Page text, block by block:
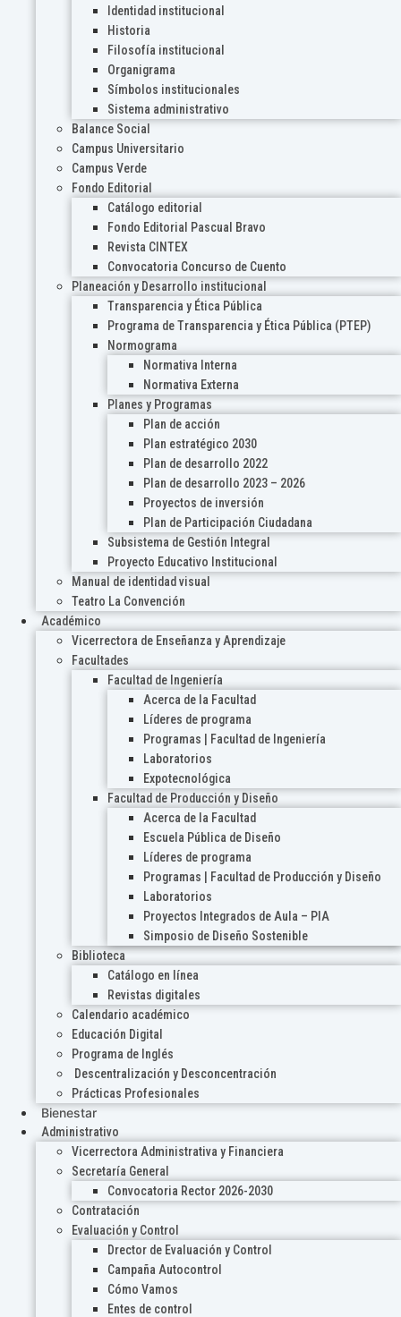
Identidad institucional
Historia
Filosofía institucional
Organigrama
Símbolos institucionales
Sistema administrativo
Balance Social
Campus Universitario
Campus Verde
Fondo Editorial
Catálogo editorial
Fondo Editorial Pascual Bravo
Revista CINTEX
Convocatoria Concurso de Cuento
Planeación y Desarrollo institucional
Transparencia y Ética Pública
Programa de Transparencia y Ética Pública (PTEP)
Normograma
Normativa Interna
Normativa Externa
Planes y Programas
Plan de acción
Plan estratégico 2030
Plan de desarrollo 2022
Plan de desarrollo 2023 – 2026
Proyectos de inversión
Plan de Participación Ciudadana
Subsistema de Gestión Integral
Proyecto Educativo Institucional
Manual de identidad visual
Teatro La Convención
Académico
Vicerrectora de Enseñanza y Aprendizaje
Facultades
Facultad de Ingeniería
Acerca de la Facultad
Líderes de programa
Programas | Facultad de Ingeniería
Laboratorios
Expotecnológica
Facultad de Producción y Diseño
Acerca de la Facultad
Escuela Pública de Diseño
Líderes de programa
Programas | Facultad de Producción y Diseño
Laboratorios
Proyectos Integrados de Aula – PIA
Simposio de Diseño Sostenible
Biblioteca
Catálogo en línea
Revistas digitales
Calendario académico
Educación Digital
Programa de Inglés
Descentralización y Desconcentración
Prácticas Profesionales
Bienestar
Administrativo
Vicerrectora Administrativa y Financiera
Secretaría General
Convocatoria Rector 2026-2030
Contratación
Evaluación y Control
Drector de Evaluación y Control
Campaña Autocontrol
Cómo Vamos
Entes de control